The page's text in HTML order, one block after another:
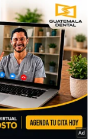
ಐಕ್ಯೂ ಗೇಮಿಂಗ್
ಐಕ್ಯೂ ಸಖತ್